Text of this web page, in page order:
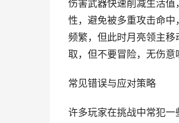
伤害武器快速削减生活
性，避免被多重攻击命
频繁，但此时月亮领主
取，但不要冒险，无伤意
常见错误与应对策略
许多玩家在挑战中常犯